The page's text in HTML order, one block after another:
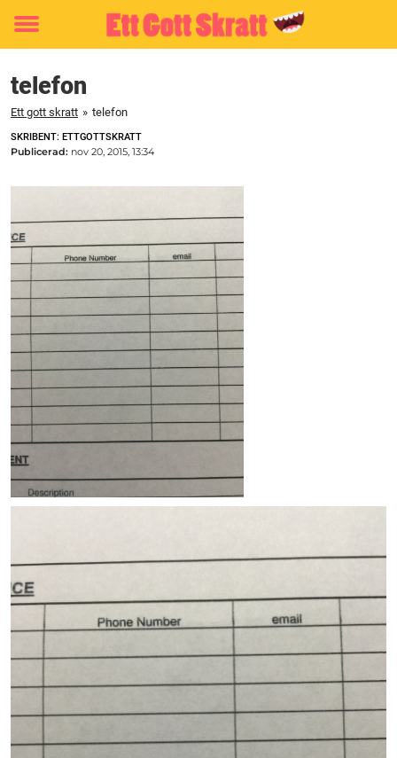
Toggle
telefon
Ett gott skratt » telefon
SKRIBENT: ETTGOTTSKRATT
Publicerad: nov 20, 2015, 13:34